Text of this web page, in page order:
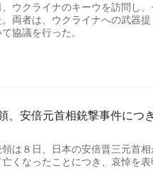
ウクライナのキーウを訪問し、
両者は、ウクライナへの武器提
協議を行った。
、安倍元首相銃撃事件につき
は８日、日本の安倍晋三元首相
くなったことにつき、哀悼を表